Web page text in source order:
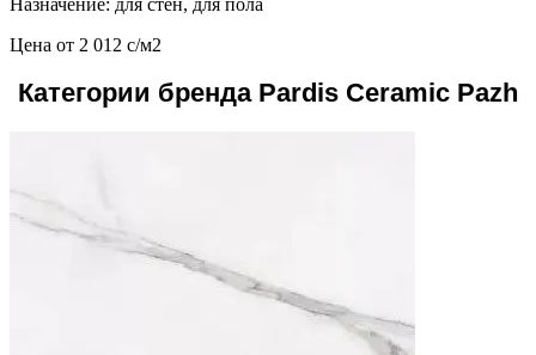
Назначение: для стен, для пола
Цена от 2 012 c/м2
Категории бренда Pardis Ceramic Pazh